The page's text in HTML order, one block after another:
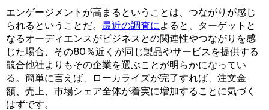
エンゲージメントが高まるということは、つながりが感じ
られるということだ。 最近の調査に よると、ターゲットと
なるオーディエンスがビジネスとの関連性やつながりを感
じた場合、その80％近くが同じ製品やサービスを提供する
競合他社よりもその企業を選ぶことが明らかになってい
る。簡単に言えば、ローカライズが完了すれば、注文金
額、売上、市場シェア全体が着実に増加することに気づく
はずです。